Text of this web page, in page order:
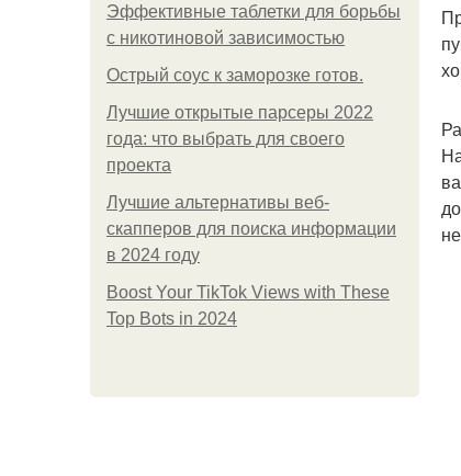
Эффективные таблетки для борьбы
с никотиновой зависимостью
Острый соус к заморозке готов.
Лучшие открытые парсеры 2022
года: что выбрать для своего
проекта
Лучшие альтернативы веб-
скапперов для поиска информации
в 2024 году
Boost Your TikTok Views with These
Top Bots in 2024